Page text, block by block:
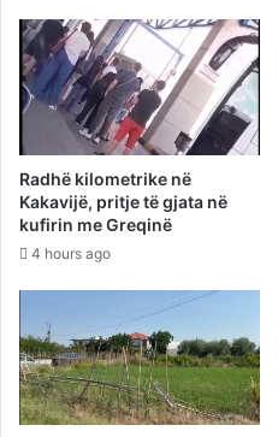
Radhë kilometrike në
Kakavijë, pritje të gjata në
kufirin me Greqinë
4 hours ago